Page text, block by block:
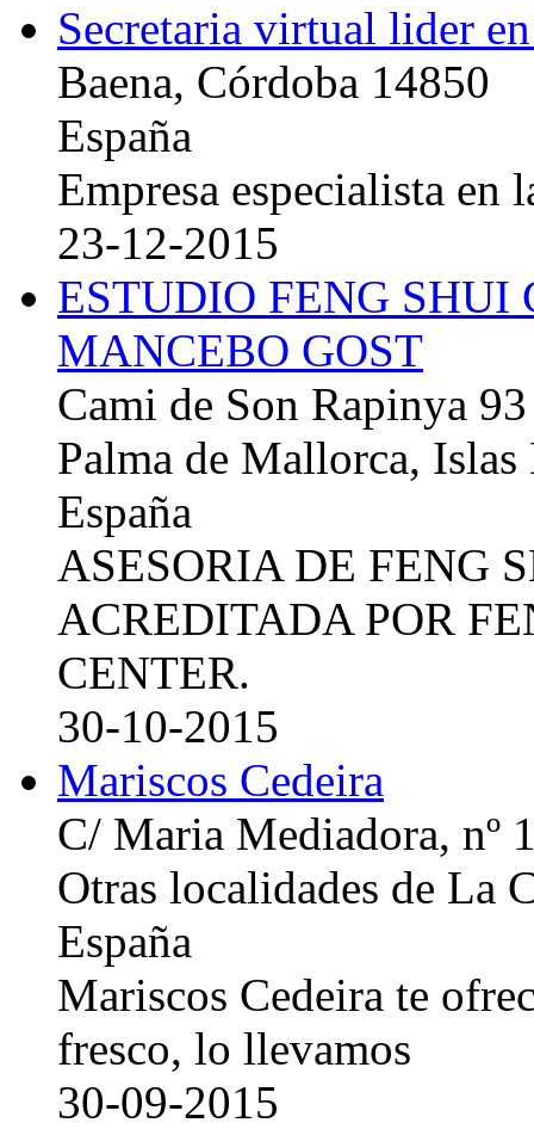
Secretaria virtual lider
Baena, Córdoba 14850
España
Empresa especialista en
23-12-2015
ESTUDIO FENG
MANCEBO GOST
Cami de Son Rapinya 93
Palma de Mallorca, Islas
España
ASESORIA DE FENG
ACREDITADA POR
CENTER.
30-10-2015
Mariscos Cedeira
C/ Maria Mediadora, nº
Otras localidades de La
España
Mariscos Cedeira te
fresco, lo llevamos
30-09-2015